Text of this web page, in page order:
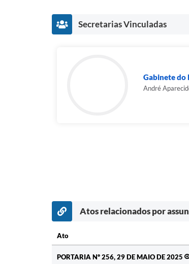
Secretarias Vinculadas
Gabinete do
André
Atos relacionados por
Ato
PORTARIA Nº 256, 29 DE MAIO DE 2025